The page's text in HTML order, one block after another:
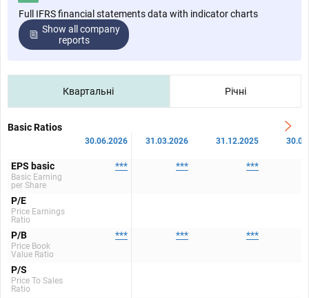
Full IFRS financial statements data with indicator charts
Show all company
reports
Квартальні Річні
Basic Ratios
30.06.2026 31.03.2026 31.12.2025
EPS basic
Basic Earning
per Share
*** *** ***
P/E
Price Earnings
Ratio
P/B
Price Book
Value Ratio
*** *** ***
P/S
Price To Sales
Ratio